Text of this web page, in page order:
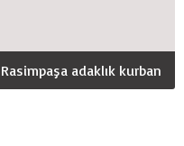
Rasimpaşa adaklık kurban